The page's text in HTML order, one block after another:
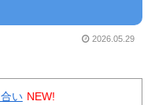
2026.05.29
い NEW!